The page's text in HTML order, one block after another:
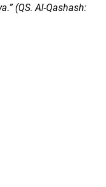
(QS. Al-Qashash: